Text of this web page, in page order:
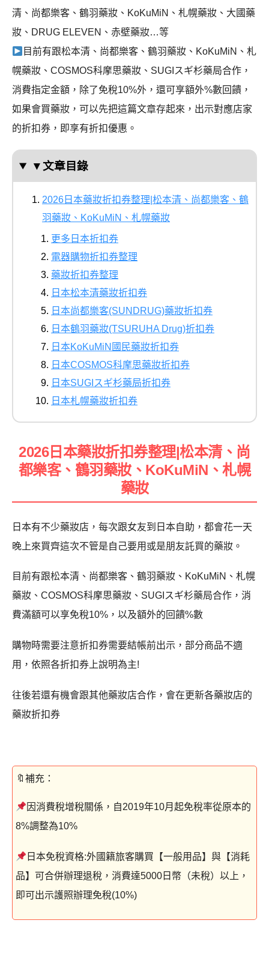
清、尚都樂客、鶴羽藥妝、KoKuMiN、札幌藥妝、大國藥
妝、DRUG ELEVEN、赤壁藥妝…等
目前有跟松本清、尚都樂客、鶴羽藥妝、KoKuMiN、札
幌藥妝、COSMOS科摩思藥妝、SUGIスギ杉藥局合作，
消費指定金額，除了免稅10%外，還可享額外%數回饋，
如果會買藥妝，可以先把這篇文章存起來，出示對應店家
的折扣券，即享有折扣優惠。
▼文章目錄
2026日本藥妝折扣券整理|松本清、尚都樂客、鶴
羽藥妝、KoKuMiN、札幌藥妝
更多日本折扣券
電器購物折扣券整理
藥妝折扣券整理
日本松本清藥妝折扣券
日本尚都樂客(SUNDRUG)藥妝折扣券
日本鶴羽藥妝(TSURUHA Drug)折扣券
日本KoKuMiN國民藥妝折扣券
日本COSMOS科摩思藥妝折扣券
日本SUGIスギ杉藥局折扣券
日本札幌藥妝折扣券
2026日本藥妝折扣券整理|松本清、尚
都樂客、鶴羽藥妝、KoKuMiN、札幌
藥妝
日本有不少藥妝店，每次跟女友到日本自助，都會花一天
晚上來買齊這次不管是自己要用或是朋友託買的藥妝。
目前有跟松本清、尚都樂客、鶴羽藥妝、KoKuMiN、札幌
藥妝、COSMOS科摩思藥妝、SUGIスギ杉藥局合作，消
費滿額可以享免稅10%，以及額外的回饋%數
購物時需要注意折扣券需要結帳前出示，部分商品不適
用，依照各折扣券上說明為主!
往後若還有機會跟其他藥妝店合作，會在更新各藥妝店的
藥妝折扣券
因消費稅增稅關係，自2019年10月起免稅率從原本的
8%調整為10%
日本免稅資格:外國籍旅客購買【一般用品】與【消耗
品】可合併辦理退稅，消費達5000日幣（未稅）以上，
即可出示護照辦理免稅(10%)